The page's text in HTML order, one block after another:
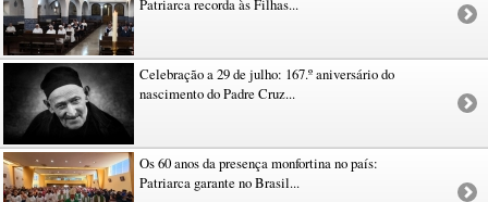
Patriarca recorda às Filhas...
Celebração a 29 de julho: 167.º aniversário do
nascimento do Padre Cruz...
Os 60 anos da presença monfortina no país:
Patriarca garante no Brasil...